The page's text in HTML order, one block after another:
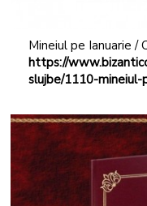
Mineiul pe Ianuarie /
https://
slujbe/1110-mineiul-